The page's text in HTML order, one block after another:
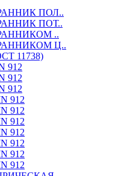
ПОЛ..
ПОТ..
..
Ц..
11738)
912
912
912
912
912
912
912
912
912
912